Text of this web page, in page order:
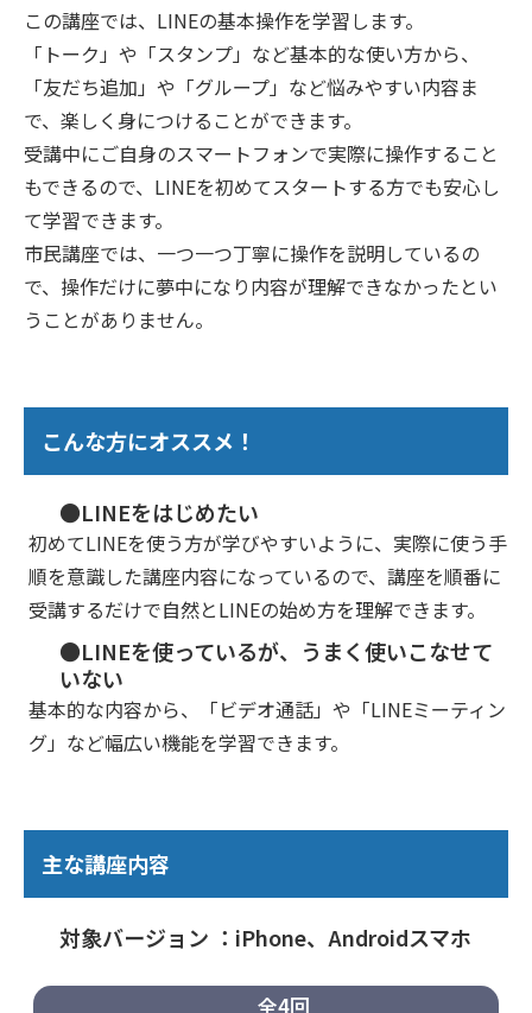
この講座では、LINEの基本操作を学習します。
「トーク」や「スタンプ」など基本的な使い方から、
「友だち追加」や「グループ」など悩みやすい内容ま
で、楽しく身につけることができます。
受講中にご自身のスマートフォンで実際に操作すること
もできるので、LINEを初めてスタートする方でも安心し
て学習できます。
市民講座では、一つ一つ丁寧に操作を説明しているの
で、操作だけに夢中になり内容が理解できなかったとい
うことがありません。
こんな方にオススメ！
●LINEをはじめたい
初めてLINEを使う方が学びやすいように、実際に使う手
順を意識した講座内容になっているので、講座を順番に
受講するだけで自然とLINEの始め方を理解できます。
●LINEを使っているが、うまく使いこなせて
いない
基本的な内容から、「ビデオ通話」や「LINEミーティン
グ」など幅広い機能を学習できます。
主な講座内容
対象バージョン ：iPhone、Androidスマホ
全4回